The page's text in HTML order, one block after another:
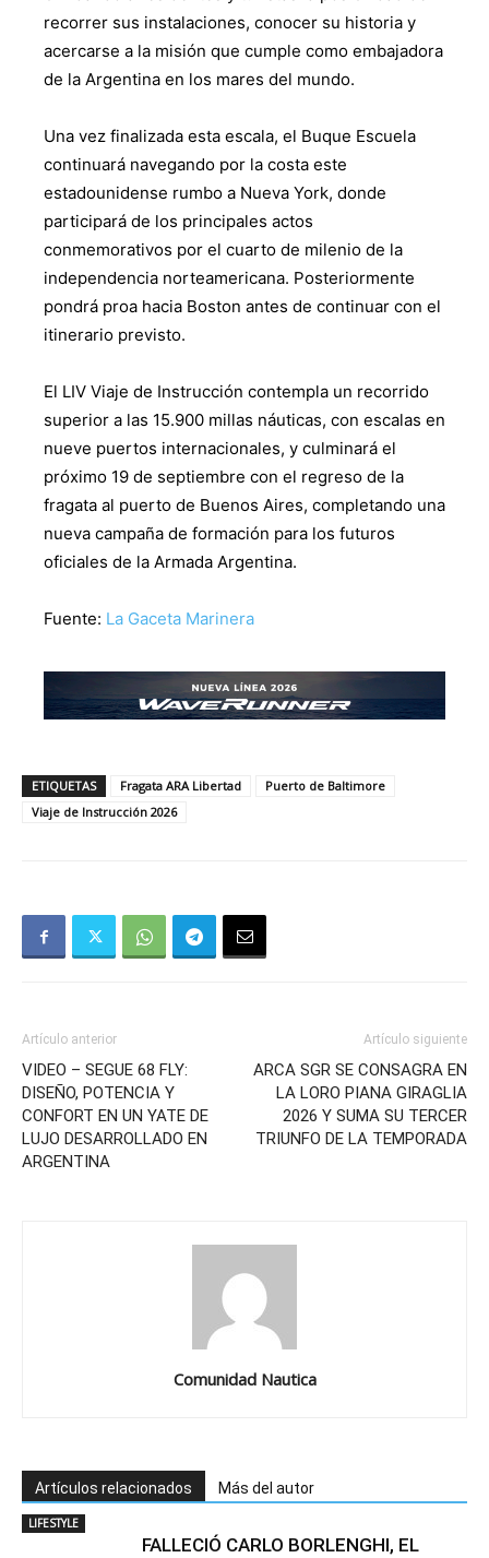
recorrer sus instalaciones, conocer su historia y
acercarse a la misión que cumple como embajadora
de la Argentina en los mares del mundo.
Una vez finalizada esta escala, el Buque Escuela
continuará navegando por la costa este
estadounidense rumbo a Nueva York, donde
participará de los principales actos
conmemorativos por el cuarto de milenio de la
independencia norteamericana. Posteriormente
pondrá proa hacia Boston antes de continuar con el
itinerario previsto.
El LIV Viaje de Instrucción contempla un recorrido
superior a las 15.900 millas náuticas, con escalas en
nueve puertos internacionales, y culminará el
próximo 19 de septiembre con el regreso de la
fragata al puerto de Buenos Aires, completando una
nueva campaña de formación para los futuros
oficiales de la Armada Argentina.
Fuente: La Gaceta Marinera
ETIQUETAS Fragata ARA Libertad
Puerto de Baltimore
Viaje de Instrucción 2026
Artículo anterior
VIDEO – SEGUE 68 FLY:
DISEÑO, POTENCIA Y
CONFORT EN UN YATE DE
LUJO DESARROLLADO EN
ARGENTINA
Artículo siguiente
ARCA SGR SE CONSAGRA EN
LA LORO PIANA GIRAGLIA
2026 Y SUMA SU TERCER
TRIUNFO DE LA TEMPORADA
Comunidad Nautica
Artículos relacionados Más del autor
LIFESTYLE
FALLECIÓ CARLO BORLENGHI, EL